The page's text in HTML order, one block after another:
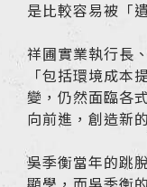
是比較容易被「
祥圃實業執行長
「包括環境成
變，仍然面臨各
向前進，創造新
吳季衡當年的跳